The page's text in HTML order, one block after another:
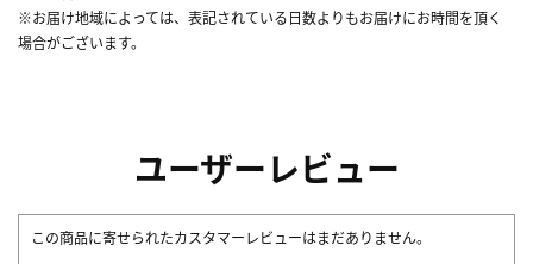
※お届け地域によっては、表記されている日数よりもお届けにお時間を頂く
場合がございます。
ユーザーレビュー
この商品に寄せられたカスタマーレビューはまだありません。